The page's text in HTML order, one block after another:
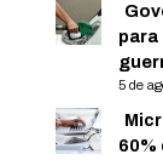
para
5 de